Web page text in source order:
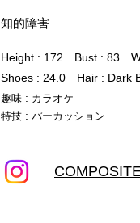
知的障害
Height : 172 Bust : 83
Shoes : 24.0 Hair : Dark
趣味 : カラオケ
特技 : パーカッション